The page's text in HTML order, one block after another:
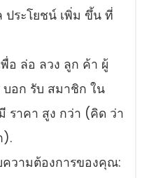
ประโยชน์ เพิ่ม ขึ้น ที่
อ ล่อ ลวง ลูก ค้า ผู้
บอก รับ สมาชิก ใน
ราคา สูง กว่า (คิด ว่า
).
วามต้องการของคุณ: